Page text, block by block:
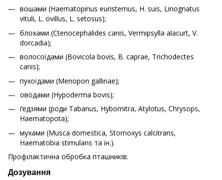
вошами (Haematopinus euristernus, H. suis, Linognatus
vituli, L. ovillus, L. setosus);
блохами (Ctenocephalides canis, Vermipsylla alacurt, V.
dorcadia);
волосоїдами (Bovicola bovis, B. caprae, Trichodectes
canis);
пухоїдами (Menopon gallinae);
оводами (Hypoderma bovis);
ґедзями (роди Tabanus, Hybomitra, Atylotus, Chrysops,
Haematopota);
мухами (Musca domestica, Stomoxys calcitrans,
Haematobia stimulans та ін.).
Профілактична обробка пташників.
Дозування